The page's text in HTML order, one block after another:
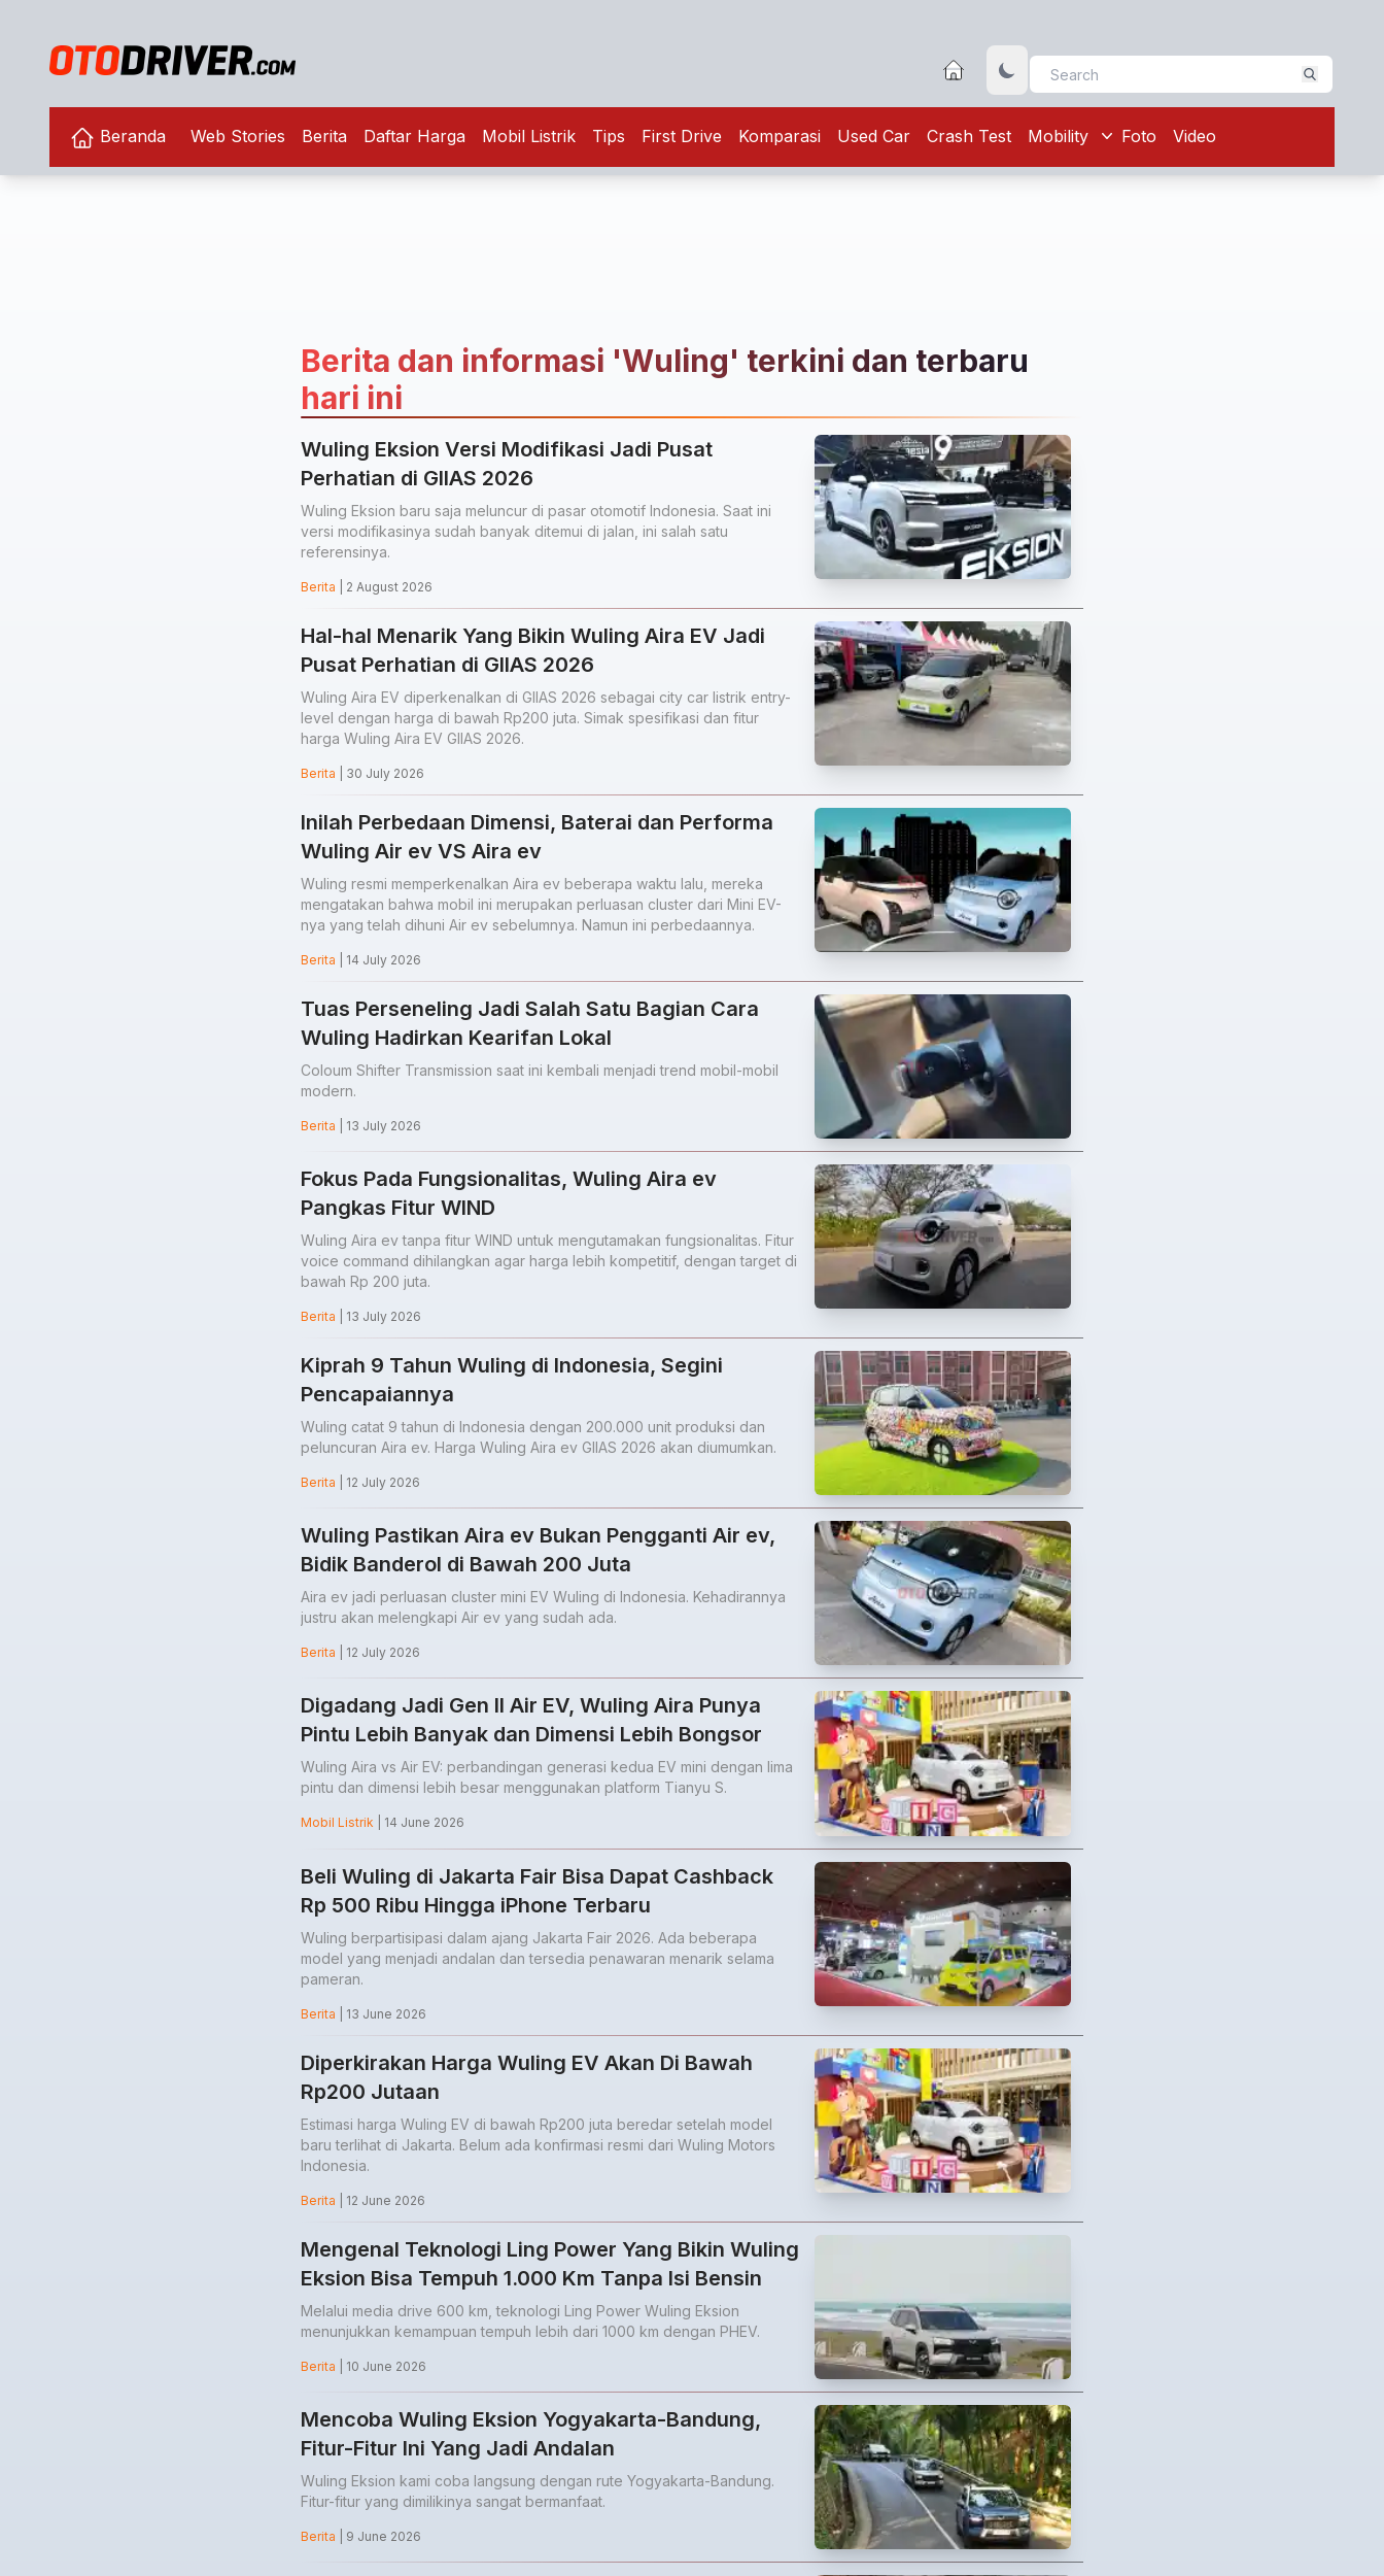
Beranda Web Stories Berita Daftar Harga Mobil Listrik Tips First Drive Komparasi Used Car Crash Test Mobility Foto Video
Berita dan informasi 'Wuling' terkini dan terbaru
hari ini
Wuling Eksion Versi Modifikasi Jadi Pusat
Perhatian di GIIAS 2026
Wuling Eksion baru saja meluncur di pasar otomotif Indonesia. Saat ini
versi modifikasinya sudah banyak ditemui di jalan, ini salah satu
referensinya.
Berita | 2 August 2026
Hal-hal Menarik Yang Bikin Wuling Aira EV Jadi
Pusat Perhatian di GIIAS 2026
Wuling Aira EV diperkenalkan di GIIAS 2026 sebagai city car listrik entry-
level dengan harga di bawah Rp200 juta. Simak spesifikasi dan fitur
harga Wuling Aira EV GIIAS 2026.
Berita | 30 July 2026
Inilah Perbedaan Dimensi, Baterai dan Performa
Wuling Air ev VS Aira ev
Wuling resmi memperkenalkan Aira ev beberapa waktu lalu, mereka
mengatakan bahwa mobil ini merupakan perluasan cluster dari Mini EV-
nya yang telah dihuni Air ev sebelumnya. Namun ini perbedaannya.
Berita | 14 July 2026
Tuas Perseneling Jadi Salah Satu Bagian Cara
Wuling Hadirkan Kearifan Lokal
Coloum Shifter Transmission saat ini kembali menjadi trend mobil-mobil
modern.
Berita | 13 July 2026
Fokus Pada Fungsionalitas, Wuling Aira ev
Pangkas Fitur WIND
Wuling Aira ev tanpa fitur WIND untuk mengutamakan fungsionalitas. Fitur
voice command dihilangkan agar harga lebih kompetitif, dengan target di
bawah Rp 200 juta.
Berita | 13 July 2026
Kiprah 9 Tahun Wuling di Indonesia, Segini
Pencapaiannya
Wuling catat 9 tahun di Indonesia dengan 200.000 unit produksi dan
peluncuran Aira ev. Harga Wuling Aira ev GIIAS 2026 akan diumumkan.
Berita | 12 July 2026
Wuling Pastikan Aira ev Bukan Pengganti Air ev,
Bidik Banderol di Bawah 200 Juta
Aira ev jadi perluasan cluster mini EV Wuling di Indonesia. Kehadirannya
justru akan melengkapi Air ev yang sudah ada.
Berita | 12 July 2026
Digadang Jadi Gen II Air EV, Wuling Aira Punya
Pintu Lebih Banyak dan Dimensi Lebih Bongsor
Wuling Aira vs Air EV: perbandingan generasi kedua EV mini dengan lima
pintu dan dimensi lebih besar menggunakan platform Tianyu S.
Mobil Listrik | 14 June 2026
Beli Wuling di Jakarta Fair Bisa Dapat Cashback
Rp 500 Ribu Hingga iPhone Terbaru
Wuling berpartisipasi dalam ajang Jakarta Fair 2026. Ada beberapa
model yang menjadi andalan dan tersedia penawaran menarik selama
pameran.
Berita | 13 June 2026
Diperkirakan Harga Wuling EV Akan Di Bawah
Rp200 Jutaan
Estimasi harga Wuling EV di bawah Rp200 juta beredar setelah model
baru terlihat di Jakarta. Belum ada konfirmasi resmi dari Wuling Motors
Indonesia.
Berita | 12 June 2026
Mengenal Teknologi Ling Power Yang Bikin Wuling
Eksion Bisa Tempuh 1.000 Km Tanpa Isi Bensin
Melalui media drive 600 km, teknologi Ling Power Wuling Eksion
menunjukkan kemampuan tempuh lebih dari 1000 km dengan PHEV.
Berita | 10 June 2026
Mencoba Wuling Eksion Yogyakarta-Bandung,
Fitur-Fitur Ini Yang Jadi Andalan
Wuling Eksion kami coba langsung dengan rute Yogyakarta-Bandung.
Fitur-fitur yang dimilikinya sangat bermanfaat.
Berita | 9 June 2026